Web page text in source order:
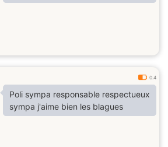
0.4
Poli sympa responsable respectueux
sympa j'aime bien les blagues